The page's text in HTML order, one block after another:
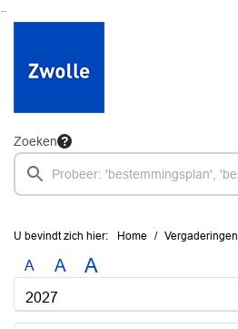
Ga naar de inhoud van deze pagina
Ga naar het zoeken
Ga naar het menu
Zoeken
U bevindt zich hier: Home Vergaderingen
A A A
2027